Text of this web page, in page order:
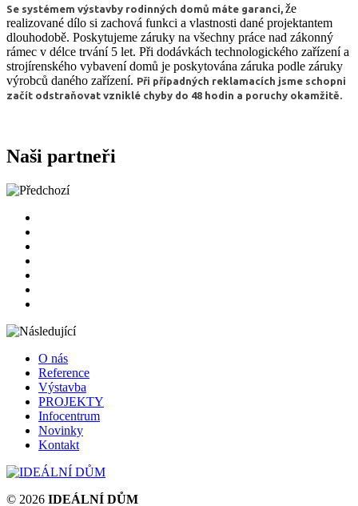
Se systémem výstavby rodinných domů máte garanci, že
realizované dílo si zachová funkci a vlastnosti dané projektantem
dlouhodobě. Poskytujeme záruky na všechny práce nad zákonný
rámec v délce trvání 5 let. Při dodávkách technologického zařízení a
strojírenského vybavení domů je poskytována záruka podle záruky
výrobců daného zařízení. Při případných reklamacích jsme schopni
začít odstraňovat vzniklé chyby do 48 hodin a poruchy okamžitě.
Naši partneři
O nás
Reference
Výstavba
PROJEKTY
Infocentrum
Novinky
Kontakt
© 2026 IDEÁLNÍ DŮM